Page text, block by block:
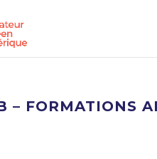
– FORMATIONS